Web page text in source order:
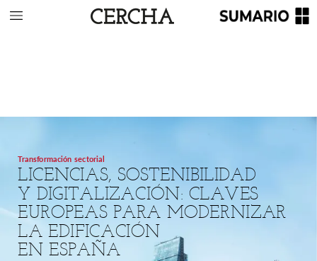
LICENCIAS, SOSTENIBILIDAD
Y DIGITALIZACIÓN: CLAVES
EUROPEAS PARA MODERNIZAR
LA EDIFICACIÓN
EN ESPAÑA
Transformación sectorial